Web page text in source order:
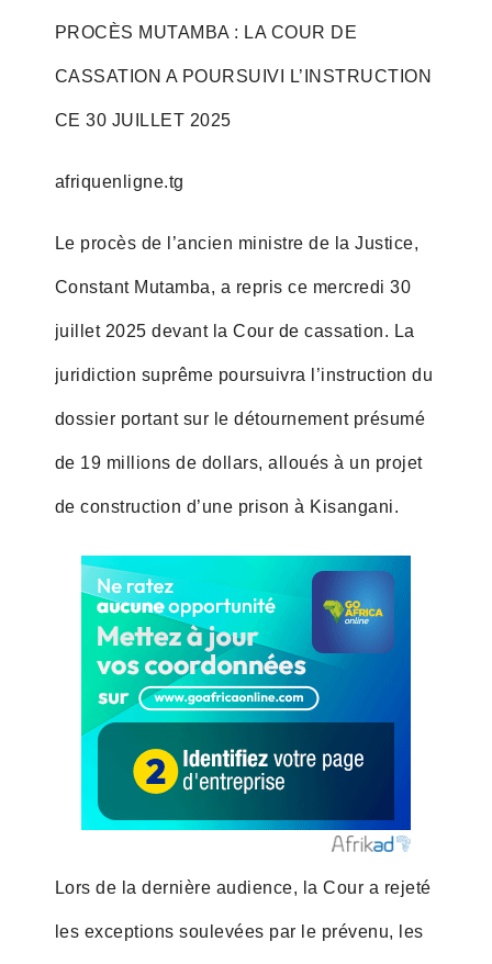
PROCÈS MUTAMBA : LA COUR DE
CASSATION A POURSUIVI L’INSTRUCTION
CE 30 JUILLET 2025
afriquenligne.tg
Le procès de l’ancien ministre de la Justice,
Constant Mutamba, a repris ce mercredi 30
juillet 2025 devant la Cour de cassation. La
juridiction suprême poursuivra l’instruction du
dossier portant sur le détournement présumé
de 19 millions de dollars, alloués à un projet
de construction d’une prison à Kisangani.
Lors de la dernière audience, la Cour a rejeté
les exceptions soulevées par le prévenu, les